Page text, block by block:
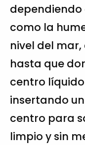
como la
nivel del
hasta que
centro
insertando
centro para
limpio y sin